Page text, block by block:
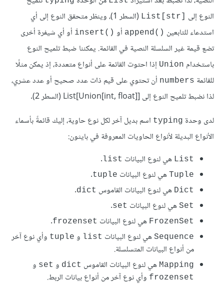
النوع إلى
List[str]‎
(السطر 1)، وينظر متحقق النوع إلى أي
استدعاء للتابعين append()‎ أو insert()‎ أو أي شيفرة أخرى
تضع قيمة غير السلسلة النصية في القائمة. يمكننا ضبط تلميح النوع
باستخدام Union إذا احتوت القائمة على أنواع متعددة، إذ يمكن مثلًا
للقائمة numbers أن تحتوي على قيم ذات عدد صحيح أو عدد عشري،
لذا نضبط تلميح النوع إلى List[Union[int, float]]‎ (السطر 2).
لدى وحدة typing اسم بديل آخر لكل نوع حاوية، إليك قائمةً بأسماء
الأنواع البديلة لأنواع الحاويات المعروفة في بايثون:
List هي لنوع البيانات list
.
Tuple هي لنوع البيانات tuple
.
Dict هي لنوع البيانات القاموس dict
.
Set هي لنوع البيانات set
.
FrozenSet هي لنوع البيانات frozenset
.
Sequence هي لنوع البيانات list و tuple وأي نوع آخر
من أنواع البيانات المتسلسلة.
Mapping هي لنوع البيانات القاموس dict و set و
frozenset وأي نوع آخر من أنواع بيانات الربط.